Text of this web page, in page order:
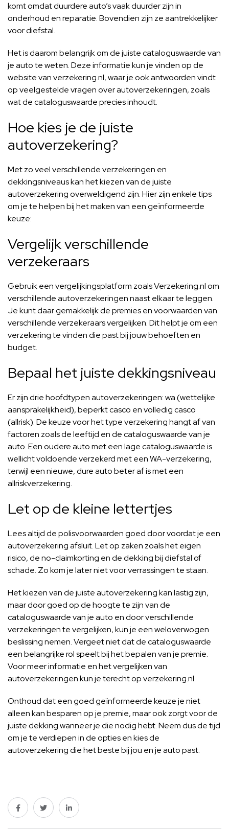
komt omdat duurdere auto’s vaak duurder zijn in
onderhoud en reparatie. Bovendien zijn ze aantrekkelijker
voor diefstal.
Het is daarom belangrijk om de juiste cataloguswaarde van
je auto te weten. Deze informatie kun je vinden op de
website vanverzekering.nl, waar je ook antwoorden vindt
op veelgestelde vragen over autoverzekeringen, zoals
wat de cataloguswaarde precies inhoudt.
Hoe kies je de juiste
autoverzekering?
Met zo veel verschillende verzekeringen en
dekkingsniveaus kan het kiezen van de juiste
autoverzekering overweldigend zijn. Hier zijn enkele tips
om je te helpen bij het maken van een geïnformeerde
keuze:
Vergelijk verschillende
verzekeraars
Gebruik een vergelijkingsplatform zoals Verzekering.nl om
verschillende autoverzekeringen naast elkaar te leggen.
Je kunt daar gemakkelijk de premies en voorwaarden van
verschillende verzekeraars vergelijken. Dit helpt je om een
verzekering te vinden die past bij jouw behoeften en
budget.
Bepaal het juiste dekkingsniveau
Er zijn drie hoofdtypen autoverzekeringen: wa (wettelijke
aansprakelijkheid), beperkt casco en volledig casco
(allrisk). De keuze voor het type verzekering hangt af van
factoren zoals de leeftijd en de cataloguswaarde van je
auto. Een oudere auto met een lage cataloguswaarde is
wellicht voldoende verzekerd met een WA-verzekering,
terwijl een nieuwe, dure auto beter af is met een
allriskverzekering.
Let op de kleine lettertjes
Lees altijd de polisvoorwaarden goed door voordat je een
autoverzekering afsluit. Let op zaken zoals het eigen
risico, de no-claimkorting en de dekking bij diefstal of
schade. Zo kom je later niet voor verrassingen te staan.
Het kiezen van de juiste autoverzekering kan lastig zijn,
maar door goed op de hoogte te zijn van de
cataloguswaarde van je auto en door verschillende
verzekeringen te vergelijken, kun je een weloverwogen
beslissing nemen. Vergeet niet dat de cataloguswaarde
een belangrijke rol speelt bij het bepalen van je premie.
Voor meer informatie en het vergelijken van
autoverzekeringen kun je terecht op verzekering.nl.
Onthoud dat een goed geïnformeerde keuze je niet
alleen kan besparen op je premie, maar ook zorgt voor de
juiste dekking wanneer je die nodig hebt. Neem dus de tijd
om je te verdiepen in de opties en kies de
autoverzekering die het beste bij jou en je auto past.